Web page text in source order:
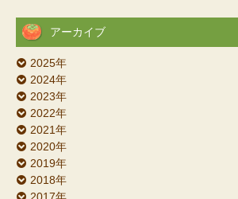
アーカイブ
2025年
2024年
2023年
2022年
2021年
2020年
2019年
2018年
2017年